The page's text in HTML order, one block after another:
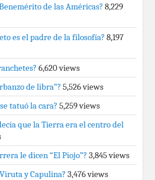
de las Américas? 8,229
es el padre de la filosofía? 8,197
6,620 views
de libra”? 5,526 views
tatuó la cara? 5,259 views
que la Tierra era el centro del
le dicen “El Piojo”? 3,845 views
y Capulina? 3,476 views